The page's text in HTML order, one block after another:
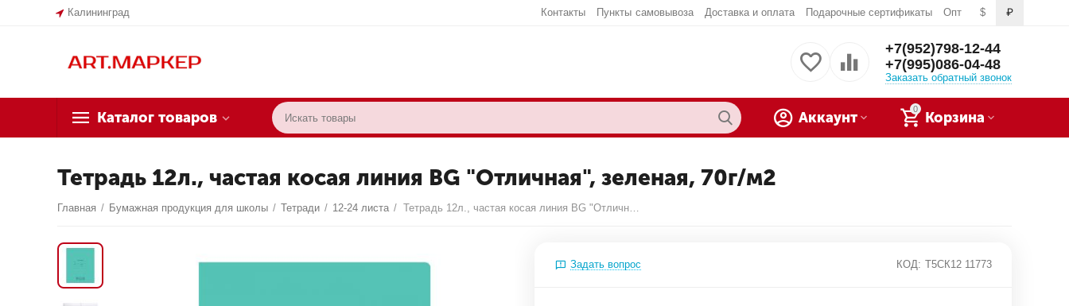
Калининград $ ₽
Контакты Пункты самовывоза Доставка и оплата Подарочные сертификаты Опт
+7(952)798-12-44
+7(995)086-04-48
Заказать обратный звонок
Каталог товаров
0
Корзина
Аккаунт
Тетрадь 12л., частая косая линия BG "Отличная", зеленая, 70г/м2
Главная / Бумажная продукция для школы / Тетради / 12-24 листа / Тетрадь 12л., частая косая линия BG "Отличная", зеленая, 70г/м2
Задать вопрос КОД: Т5СК12 11773